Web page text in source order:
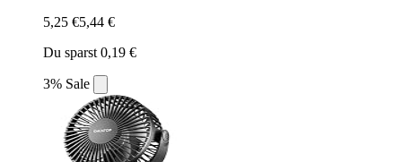
5,25 €5,44 €
Du sparst 0,19 €
3% Sale